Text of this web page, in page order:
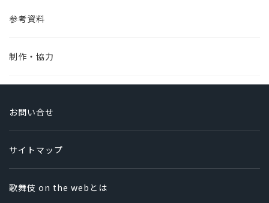
参考資料
制作・協力
お問い合せ
サイトマップ
歌舞伎 on the webとは